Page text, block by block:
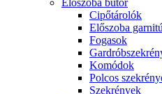
Előszoba bútor
Cipőtárolók
Előszoba
Fogasok
Komódok
Polcos
Szekrények